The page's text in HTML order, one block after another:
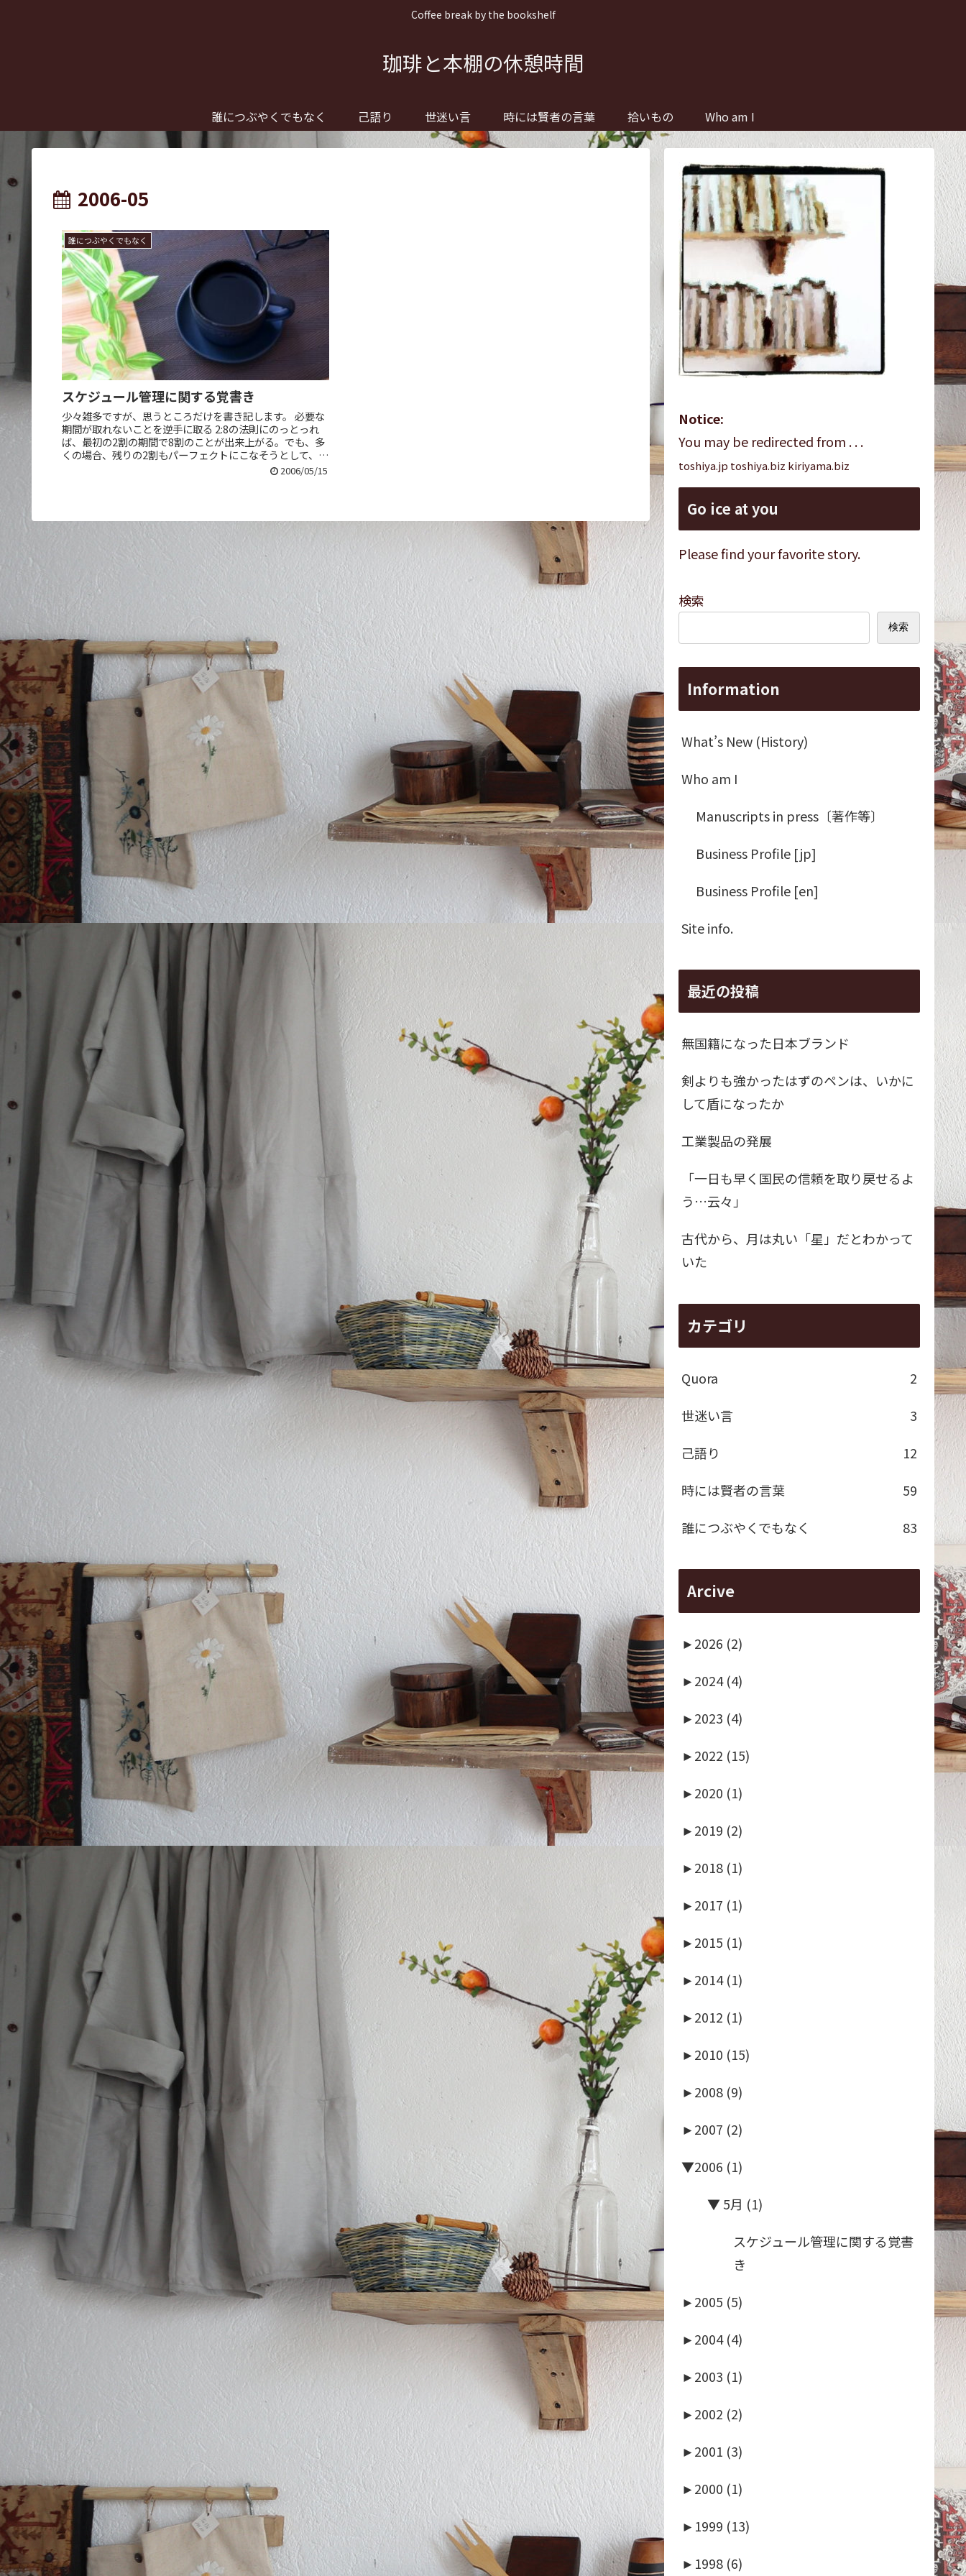
Coffee break by the bookshelf
珈琲と本棚の休憩時間
誰につぶやくでもなく 己語り 世迷い言 時には賢者の言葉 拾いもの Who am I
2006-05
誰につぶやくでもなく
スケジュール管理に関する覚書き
少々雑多ですが、思うところだけを書き記します。 必要な
期間が取れないことを逆手に取る 2:8の法則にのっとっれ
ば、最初の2割の期間で8割のことが出来上がる。でも、多
くの場合、残りの2割もパーフェクトにこなそうとして、残
2006/05/15
Notice:
You may be redirected from . . .
toshiya.jp toshiya.biz kiriyama.biz
Go ice at you
Please find your favorite story.
検索
検索
Information
What’s New (History)
Who am I
Manuscripts in press〔著作等〕
Business Profile [jp]
Business Profile [en]
Site info.
最近の投稿
無国籍になった日本ブランド
剣よりも強かったはずのペンは、いかに
して盾になったか
工業製品の発展
「一日も早く国民の信頼を取り戻せるよ
う…云々」
古代から、月は丸い「星」だとわかって
いた
カテゴリ
Quora
2
世迷い言
3
己語り
12
時には賢者の言葉
59
誰につぶやくでもなく
83
Arcive
►2026 (2)
►2024 (4)
►2023 (4)
►2022 (15)
►2020 (1)
►2019 (2)
►2018 (1)
►2017 (1)
►2015 (1)
►2014 (1)
►2012 (1)
►2010 (15)
►2008 (9)
►2007 (2)
▼2006 (1)
▼5月 (1)
スケジュール管理に関する覚書
き
►2005 (5)
►2004 (4)
►2003 (1)
►2002 (2)
►2001 (3)
►2000 (1)
► 1999 (13)
► 1998 (6)